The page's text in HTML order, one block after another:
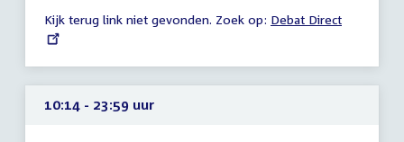
23:59
uur
Kijk terug link niet gevonden. Zoek op: External
Debat Direct
10:14 - 23:59 uur